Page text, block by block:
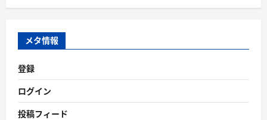
ゴ
ー
メタ情報
登録
ログイン
投稿フィード